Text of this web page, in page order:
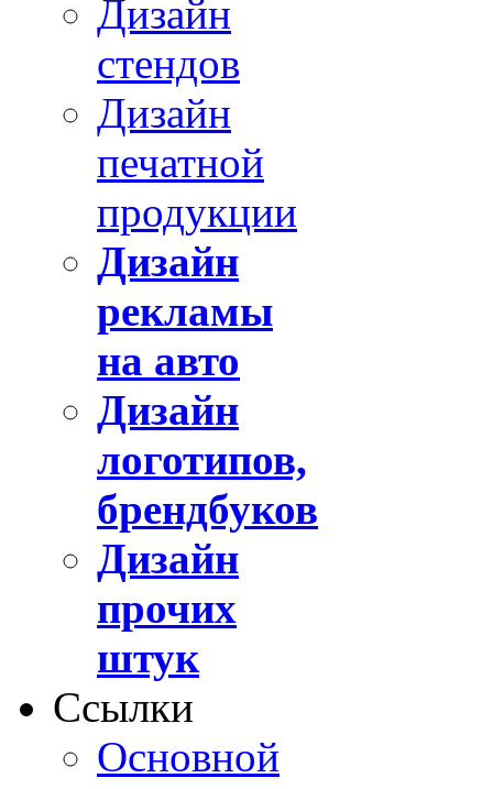
Дизайн
стендов
Дизайн
печатной
продукции
Дизайн
рекламы
на авто
Дизайн
логотипов,
брендбуков
Дизайн
прочих
штук
Ссылки
Основной